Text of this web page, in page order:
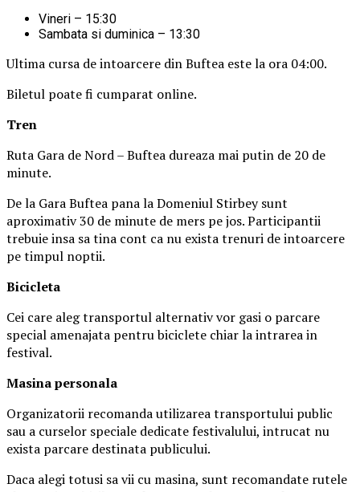
Vineri – 15:30
Sambata si duminica – 13:30
Ultima cursa de intoarcere din Buftea este la ora 04:00.
Biletul poate fi cumparat online.
Tren
Ruta Gara de Nord – Buftea dureaza mai putin de 20 de
minute.
De la Gara Buftea pana la Domeniul Stirbey sunt
aproximativ 30 de minute de mers pe jos. Participantii
trebuie insa sa tina cont ca nu exista trenuri de intoarcere
pe timpul noptii.
Bicicleta
Cei care aleg transportul alternativ vor gasi o parcare
special amenajata pentru biciclete chiar la intrarea in
festival.
Masinapersonala
Organizatorii recomanda utilizarea transportului public
sau a curselor speciale dedicate festivalului, intrucat nu
exista parcare destinata publicului.
Daca alegi totusi sa vii cu masina, sunt recomandate rutele